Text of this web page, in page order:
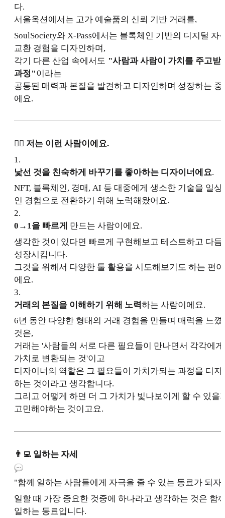
다.
서울옥션에서는 고가 예술품의 신뢰 기반 거래를,
SoulSociety와 X-Pass에서는 블록체인 기반의 디지털 자
교환 경험을 디자인하며,
각기 다른 산업 속에서도 "사람과 사람이 가치를 주고받
과정"이라는
공통된 매력과 본질을 발견하고 디자인하며 성장하는 중
에요.
💁‍♂️ 저는 이런 사람이에요.
1 .
낯선 것을 친숙하게 바꾸기를 좋아하는 디자이너에요.
NFT, 블록체인, 경매, AI 등 대중에게 생소한 기술을 일상
인 경험으로 전환하기 위해 노력해왔어요.
2.
0→1을 빠르게
만드는 사람이에요.
생각한 것이 있다면 빠르게 구현해보고 테스트하고 다듬
성장시킵니다.
그것을 위해서 다양한 툴 활용을 시도해보기도 하는 편이
에요.
3.
거래의 본질을 이해하기 위해 노력하는 사람이에요.
6년 동안 다양한 형태의 거래 경험을 만들며 매력을 느꼈
것은,
거래는 '사람들의 서로 다른 필요들이 만나면서 각각에게
가치로 변환되는 것'이고
디자이너의 역할은 그 필요들이 가치가되는 과정을 디자
하는 것이라고 생각합니다.
그리고 어떻게 하면 더 그 가치가 빛나보이게 할 수 있을
고민해야하는 것이고요.
👨‍💻 일하는 자세
"함께 일하는 사람들에게 자극을 줄 수 있는 동료가 되자
일할 때 가장 중요한 것중에 하나라고 생각하는 것은 함
일하는 동료입니다.